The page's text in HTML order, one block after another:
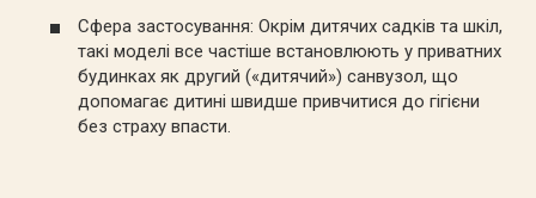
Сфера застосування: Окрім дитячих садків та шкіл,
такі моделі все частіше встановлюють у приватних
будинках як другий («дитячий») санвузол, що
допомагає дитині швидше привчитися до гігієни
без страху впасти.